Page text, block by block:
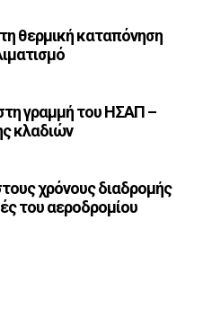
θερμική καταπόνηση
γραμμή του ΗΣΑΠ –
κλαδιών
χρόνους διαδρομής
του αεροδρομίου